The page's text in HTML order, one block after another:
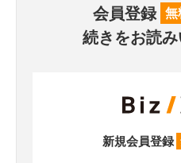
会員登録 無
続きをお読
新規会員登録